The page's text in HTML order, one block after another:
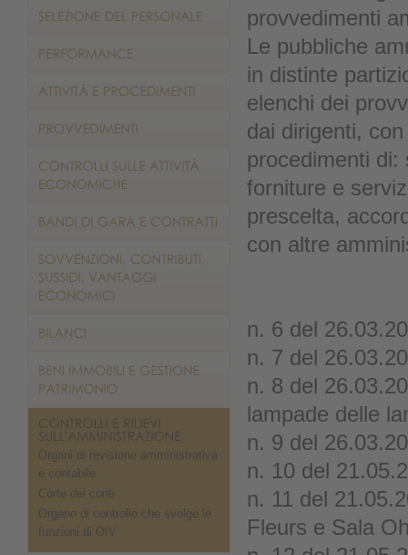
Organi di revisione amministrativa
e contabile
Corte dei conti
Organo di controllo che svolge le
funzioni di OIV
provvedimenti
Le pubbliche
in distinte
elenchi dei
dai dirigenti,
procedimenti
forniture e
prescelta,
con altre
n. 6 del
n. 7 del
n. 8 del
lampade delle
n. 9 del
n. 10 del
n. 11 del
Fleurs e Sala